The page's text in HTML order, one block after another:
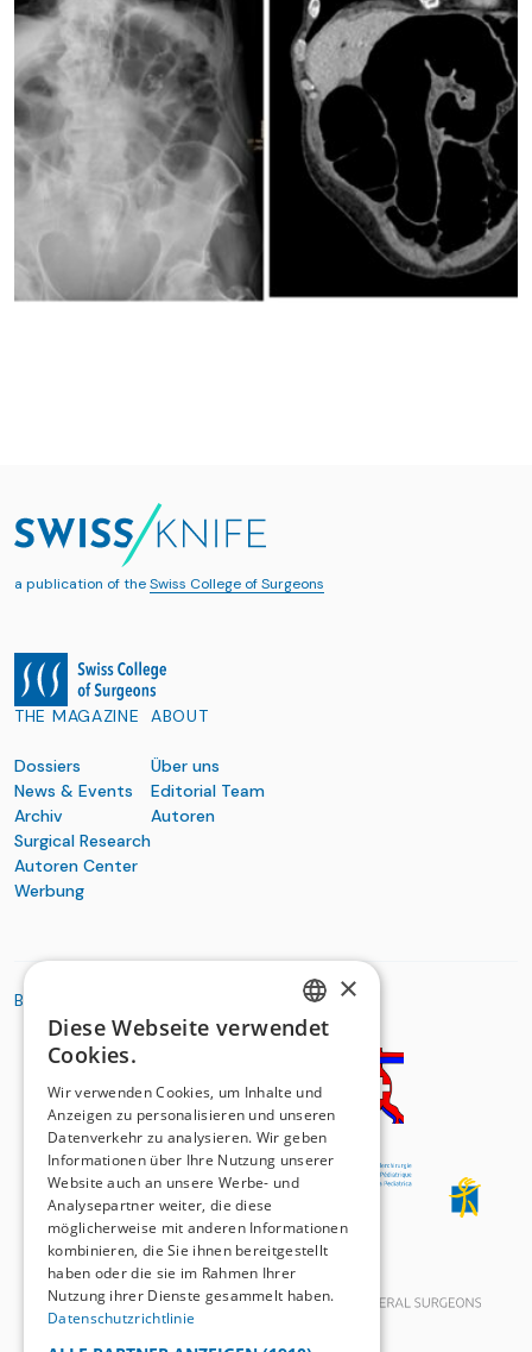
a publication of theSwiss College of Surgeons
THE MAGAZINE
Dossiers
News & Events
Archiv
Surgical Research
Autoren Center
Werbung
ABOUT
Über uns
Editorial Team
Autoren
BASIC ORGANIZATIONS
GERMAN
×
Diese Webseite verwendet
Cookies.
Wir verwenden Cookies, um Inhalte und
Anzeigen zu personalisieren und unseren
Datenverkehr zu analysieren. Wir geben
Informationen über Ihre Nutzung unserer
Website auch an unsere Werbe- und
Analysepartner weiter, die diese
möglicherweise mit anderen Informationen
kombinieren, die Sie ihnen bereitgestellt
haben oder die sie im Rahmen Ihrer
Nutzung ihrer Dienste gesammelt haben.
Datenschutzrichtlinie